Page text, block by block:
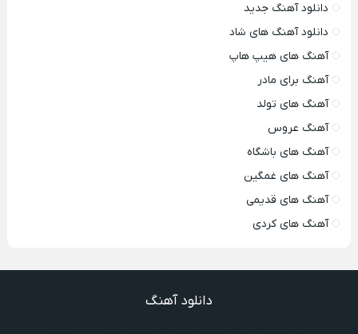
دانلود آهنگ جدید
دانلود آهنگ های شاد
آهنگ های هیپ هاپ
آهنگ برای مادر
آهنگ های تولد
آهنگ عروس
آهنگ های باشگاه
آهنگ های غمگین
آهنگ های قدیمی
آهنگ های کردی
دانلود آهنگ